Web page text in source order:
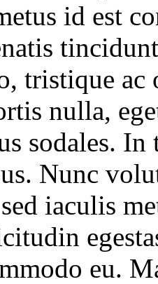
id est
tristique ac
nulla,
sodales.
Nunc
iaculis
eu.